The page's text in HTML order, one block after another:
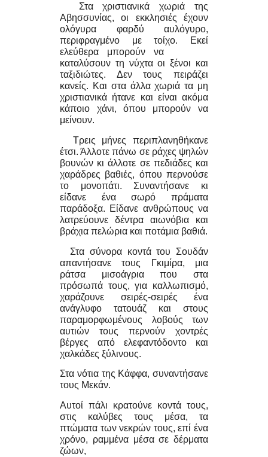
Στα χριστιανικά χωριά της
Αβησσυνίας, οι εκκλησιές έχουν
ολόγυρα φαρδύ αυλόγυρο,
περιφραγμένο με τοίχο. Εκεί
ελεύθερα μπορούν να
καταλύσουν τη νύχτα οι ξένοι και
ταξιδιώτες. Δεν τους πειράζει
κανείς. Και στα άλλα χωριά τα μη
χριστιανικά ήτανε και είναι ακόμα
κάποιο χάνι, όπου μπορούν να
μείνουν.
Tρεις μήνες περιπλανηθήκανε
έτσι. Άλλοτε πάνω σε ράχες ψηλών
βουνών κι άλλοτε σε πεδιάδες και
χαράδρες βαθιές, όπου περνούσε
το μονοπάτι. Συναντήσανε κι
είδανε ένα σωρό πράματα
παράδοξα. Είδανε ανθρώπους να
λατρεύουνε δέντρα αιωνόβια και
βράχια πελώρια και ποτάμια βαθιά.
Στα σύνορα κοντά του Σουδάν
απαντήσανε τους Γκιμίρα, μια
ράτσα μισοάγρια που στα
πρόσωπά τους, για καλλωπισμό,
χαράζουνε σειρές-σειρές ένα
ανάγλυφο τατουάζ και στους
παραμορφωμένους λοβούς των
αυτιών τους περνούν χοντρές
βέργες από ελεφαντόδοντο και
χαλκάδες ξύλινους.
Στα νότια της Κάφφα, συναντήσανε
τους Μεκάν.
Αυτοί πάλι κρατούνε κοντά τους,
στις καλύβες τους μέσα, τα
πτώματα των νεκρών τους, επί ένα
χρόνο, ραμμένα μέσα σε δέρματα
ζώων,